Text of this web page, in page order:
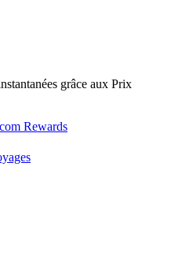
grâce aux Prix
Rewards